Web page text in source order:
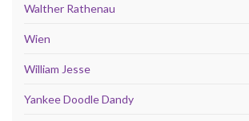
Walther Rathenau
Wien
William Jesse
Yankee Doodle Dandy